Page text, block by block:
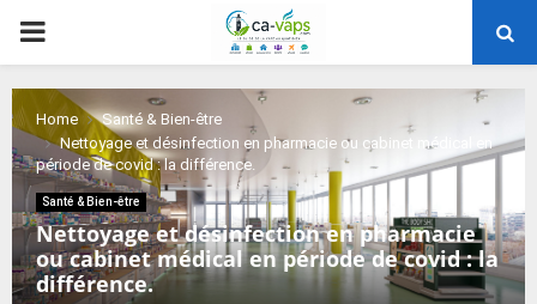
PRIMARY
MENU
Home
Santé & Bien-être
Nettoyage et désinfection en pharmacie ou cabinet médical en
période de covid : la différence.
Santé & Bien-être
Nettoyage et désinfection en pharmacie
ou cabinet médical en période de covid : la
différence.